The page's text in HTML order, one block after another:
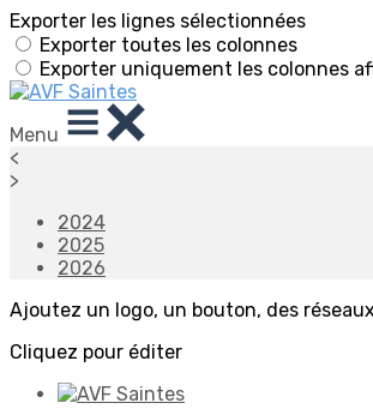
Exporter les lignes sélectionnées
Exporter toutes les colonnes
Exporter uniquement les colonnes
Menu
<
>
2024
2025
2026
Ajoutez un logo, un bouton, des
Cliquez pour éditer